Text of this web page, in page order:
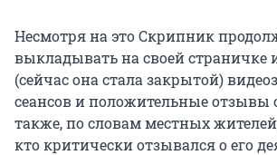
Несмотря на это Скрипник
выкладывать на своей страничке
(сейчас она стала закрытой)
сеансов и положительные отзывы
также, по словам местных
кто критически отзывался о его